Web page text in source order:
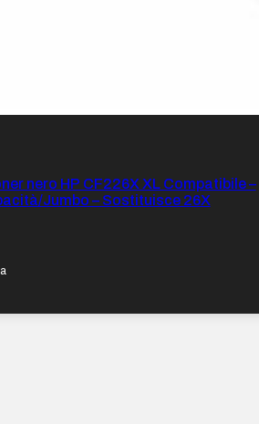
nero HP CF226X XL Compatibile –
Jumbo – Sostituisce 26X